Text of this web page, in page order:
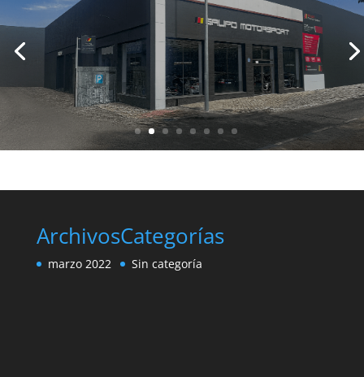
3 CENTROS EN MADRID
Archivos
marzo 2022
Categorías
Sin categoría